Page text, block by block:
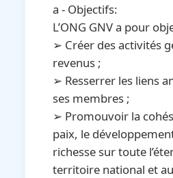
a - Objectifs:
L’ONG GNV a pour
➢ Créer des activités
revenus ;
➢ Resserrer les liens
ses membres ;
➢ Promouvoir la
paix, le
richesse sur toute
territoire national et